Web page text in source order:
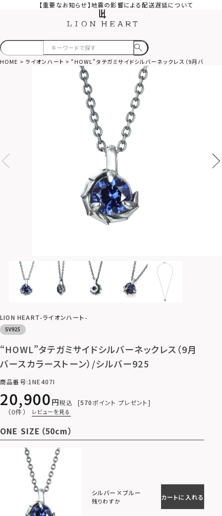
【重要なお知らせ】地震の影響による配送遅延について
HOME ライオンハート “HOWL”タテガミサイドシルバーネックレス（9月バース
LION HEART-ライオンハート-
SV925
“HOWL”タテガミサイドシルバーネックレス（9月
バースカラーストーン）/シルバー925
商品番号 1NE407I
20,900 税込 570ポイント プレゼント
（0件） レビューを見る
ONE SIZE（50cm）
シルバー×ブルー
残りわずか
カートに入れる